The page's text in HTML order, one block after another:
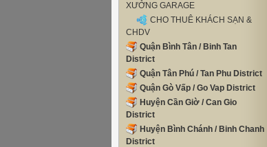
XƯỞNG GARAGE
CHO THUÊ KHÁCH SẠN &
CHDV
Quận Bình Tân / Binh Tan
District
Quận Tân Phú / Tan Phu District
Quận Gò Vấp / Go Vap District
Huyện Cần Giờ / Can Gio
District
Huyện Bình Chánh / Binh Chanh
District